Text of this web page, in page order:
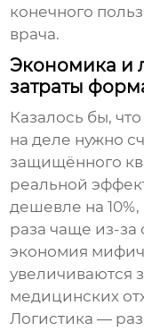
конечного
врача.
Экономика и
затраты
Казалось бы,
на деле нужно
защищённого
реальной
дешевле на
раза чаще из-за
экономия
увеличиваются
медицинских
Логистика —